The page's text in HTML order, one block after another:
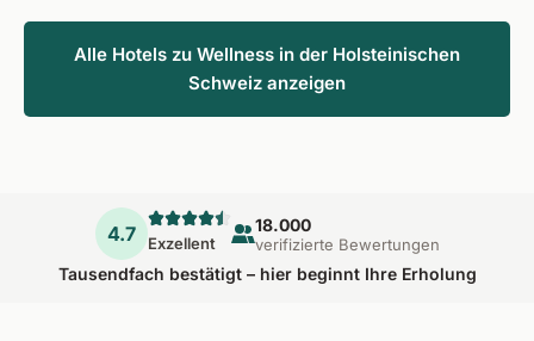
Alle Hotels zu Wellness in der Holsteinischen
Schweiz anzeigen
4.7 Exzellent
18.000
verifizierte Bewertungen
Tausendfach bestätigt – hier beginnt Ihre Erholung